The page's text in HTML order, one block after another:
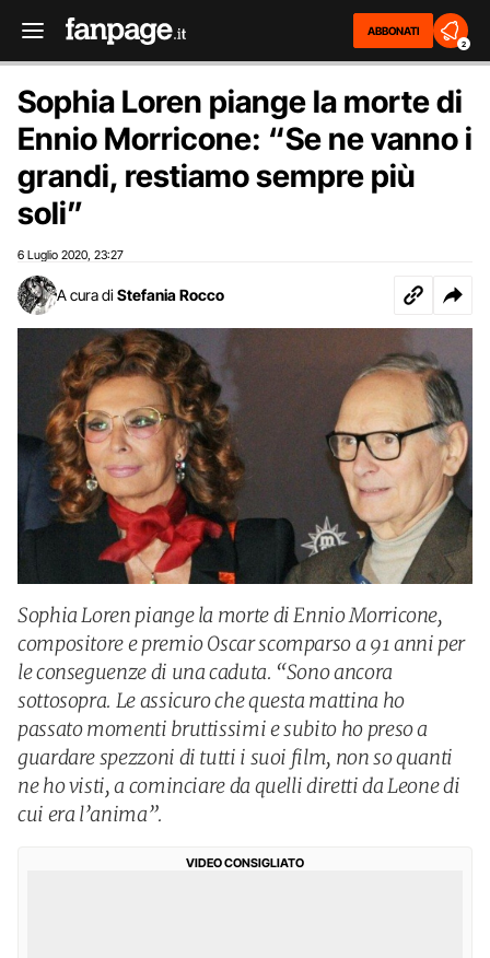
ABBONATI
2
Sophia Loren piange la morte di
Ennio Morricone: “Se ne vanno i
grandi, restiamo sempre più
soli”
6 Luglio 2020 23:27
A cura di Stefania Rocco
Sophia Loren piange la morte di Ennio Morricone,
compositore e premio Oscar scomparso a 91 anni per
le conseguenze di una caduta. “Sono ancora
sottosopra. Le assicuro che questa mattina ho
passato momenti bruttissimi e subito ho preso a
guardare spezzoni di tutti i suoi film, non so quanti
ne ho visti, a cominciare da quelli diretti da Leone di
cui era l’anima”.
VIDEO CONSIGLIATO